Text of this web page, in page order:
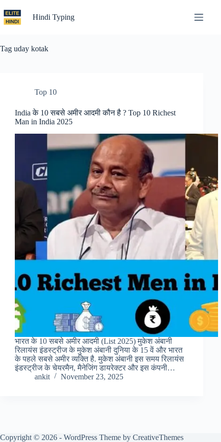
to
content
Hindi Typing
Tag uday kotak
Top 10
India के 10 सबसे अमीर आदमी कौन है ? Top 10 Richest
Man in India 2025
भारत के 10 सबसे अमीर आदमी (List 2025) मुकेश अंबानी
रिलायंस इंडस्ट्रीज के मुकेश अंबानी दुनिया के 15 वें और भारत
के पहले सबसे अमीर व्यक्ति है. मुकेश अंबानी इस समय रिलायंस
इंडस्ट्रीज के चेयरमैन, मैनेजिंग डायरेक्टर और इस कंपनी…
ankit
November 23, 2025
Copyright © 2026 - WordPress Theme by CreativeThemes